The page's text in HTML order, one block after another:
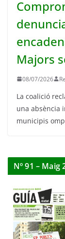
Majors
08/07/2026
La coalició
una absència
municipis
Nº 91 – Maig